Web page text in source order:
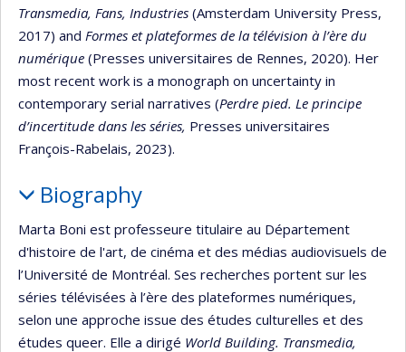
Transmedia, Fans, Industries (Amsterdam University Press,
2017) and Formes et plateformes de la télévision à l’ère du
numérique (Presses universitaires de Rennes, 2020). Her
most recent work is a monograph on uncertainty in
contemporary serial narratives (Perdre pied. Le principe
d’incertitude dans les séries, Presses universitaires
François-Rabelais, 2023).
Biography
Marta Boni est professeure titulaire au Département
d'histoire de l'art, de cinéma et des médias audiovisuels de
l’Université de Montréal. Ses recherches portent sur les
séries télévisées à l’ère des plateformes numériques,
selon une approche issue des études culturelles et des
études queer. Elle a dirigé World Building. Transmedia,